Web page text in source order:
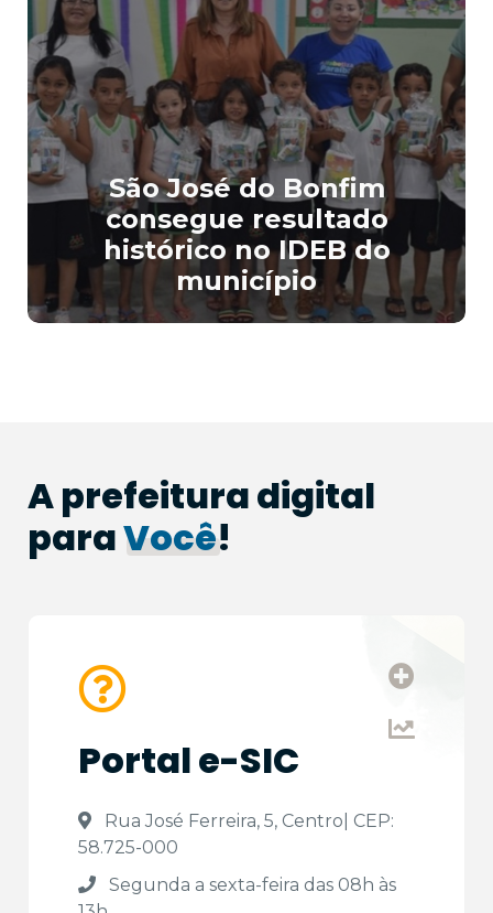
São José do Bonfim
consegue resultado
histórico no IDEB do
município
A prefeituradigital
paraVocê!
Portal e-SIC
Rua José Ferreira, 5, Centro| CEP:
58.725-000
Segunda a sexta-feira das 08h às